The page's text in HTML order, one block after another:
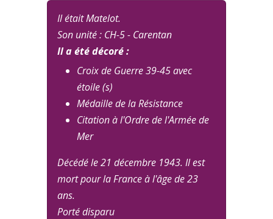
Il était Matelot.
Son unité : CH-5 - Carentan
Il a été décoré :
Croix de Guerre 39-45 avec
étoile (s)
Médaille de la Résistance
Citation à l'Ordre de l'Armée de
Mer
Décédé le 21 décembre 1943. Il est
mort pour la France à l'âge de 23
ans.
Porté disparu